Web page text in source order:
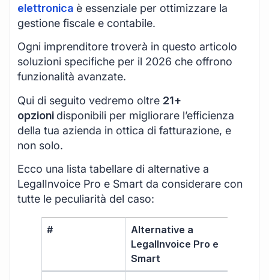
elettronica è essenziale per ottimizzare la
gestione fiscale e contabile.
Ogni imprenditore troverà in questo articolo
soluzioni specifiche per il 2026 che offrono
funzionalità avanzate.
Qui di seguito vedremo oltre 21+
opzioni disponibili per migliorare l’efficienza
della tua azienda in ottica di fatturazione, e
non solo.
Ecco una lista tabellare di alternative a
LegalInvoice Pro e Smart da considerare con
tutte le peculiarità del caso:
#
Alternative a
LegalInvoice Pro e
Smart